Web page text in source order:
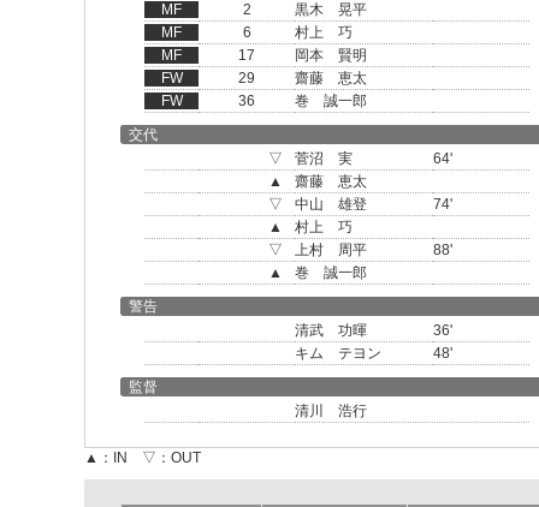
MF
2
黒木 晃平
MF
6
村上 巧
MF
17
岡本 賢明
FW
29
齋藤 恵太
FW
36
巻 誠一郎
交代
▽
菅沼 実
64'
▲
齋藤 恵太
▽
中山 雄登
74'
▲
村上 巧
▽
上村 周平
88'
▲
巻 誠一郎
警告
清武 功暉
36'
キム テヨン
48'
監督
清川 浩行
▲：IN ▽：OUT